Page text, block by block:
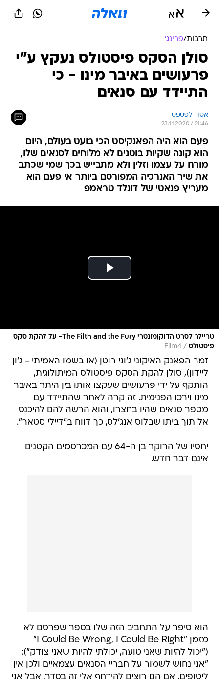
תרבות/פרינג'
סולן הסקס פיסטולס נעקץ ע"י
פרעושים באיבר מינו - כי
התיידד עם סנאים
אסור לפספס
23.11.2020 / 21:46
פעם הוא היה הפאנקיסט הכי בועט בעולם, היום
הוא קונה שקיות בוטנים לא מלוחים לסנאים שלו,
מורח על עצמו וזלין ולא מתבייש בכך שמי שכתב
את שיר האנרכיה המפורסם ביותר אי פעם הוא
מעריץ פנאטי של דונלד טראמפ
טריילר לסרט הדוקןמונטרי The Filth and the Fury- על להקת סקס
פיסטולס /
Film4
זמר הפאנק האיקוני ג'וני רוטן (או בשמו האמיתי - ג'ון
ליידון), סולן להקת הסקס פיסטולס המיתולוגית,
הותקף על ידי פרעושים שעקצו אותו בין היתר באיבר
מינו וירכו הפנימית. זה קרה לאחר שהתיידד עם
מספר סנאים שהיו בחצרו, והוא הרשה להם להיכנס
אל תוך ביתו שבלוס אנג'לס, כך דווח ב"דיילי סטאר".
יחסיו של הרוקר בן ה-64 עם המכרסמים הקטנים
אינם דבר חדש.
הוא סיפר על התחביב הזה שלו בספר שפרסם לא
מזמן "I Could Be Wrong, I Could Be Right"
("יכול להיות שאני טועה, יכולתי להיות שאני צודק"):
"אני נחוש לשמור על חבריי הסנאים עצמאיים ולכן אין
ליטופים. אם הם רוצים להידחף אלי זה בסדר, אבל אני